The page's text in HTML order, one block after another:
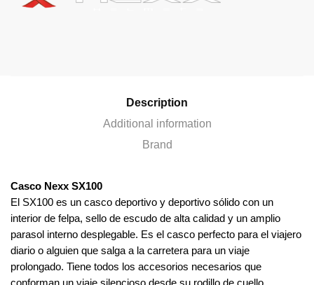
Description
Additional information
Brand
Casco Nexx SX100
El SX100 es un casco deportivo y deportivo sólido con un
interior de felpa, sello de escudo de alta calidad y un amplio
parasol interno desplegable. Es el casco perfecto para el viajero
diario o alguien que salga a la carretera para un viaje
prolongado. Tiene todos los accesorios necesarios que